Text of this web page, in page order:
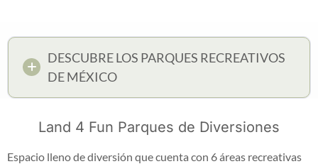
DESCUBRE LOS PARQUES RECREATIVOS
DE MÉXICO
Land 4 Fun Parques de Diversiones
Espacio lleno de diversión que cuenta con 6 áreas recreativas